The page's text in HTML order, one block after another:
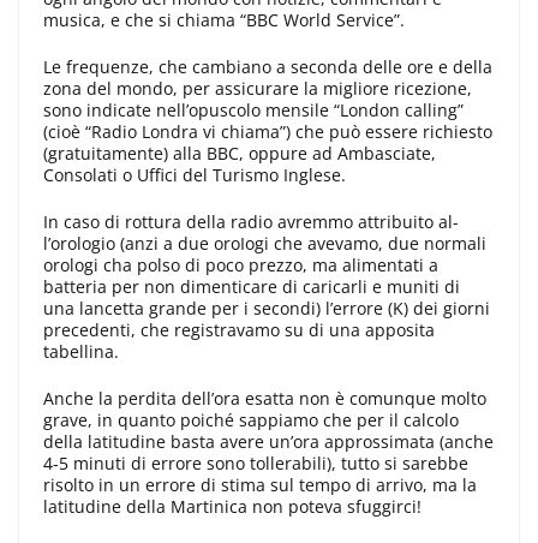
musica, e che si chiama “BBC World Service”.
Le frequenze, che cambiano a seconda delle ore e della
zona del mondo, per assicurare la migliore ricezione,
sono indicate nell’opuscolo mensile “Lon­don calling”
(cioè “Radio Londra vi chiama”) che può essere richiesto
(gratuitamente) alla BBC, oppure ad Ambasciate,
Consolati o Uffici del Turismo Inglese.
In caso di rottura della radio avremmo attribuito al­
l’orologio (anzi a due oroIogi che avevamo, due normali
orologi cha pol­so di poco prezzo, ma alimentati a
batteria per non dimenticare di cari­carli e muniti di
una lancetta grande per i secondi) l’errore (K) dei giorni
precedenti, che registravamo su di una apposita
tabellina.
Anche la perdita dell’ora esatta non è comunque molto
grave, in quanto poiché sappiamo che per il calcolo
della latitudine basta avere un’ora approssimata (anche
4-5 minu­ti di errore sono tollerabili), tutto si sarebbe
risolto in un errore di stima sul tempo di arrivo, ma la
latitudine della Martinica non poteva sfuggirci!